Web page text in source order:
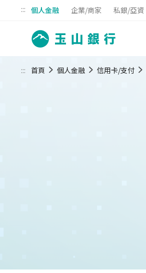
::: 個人金融 企業/商家 私銀/亞資
::: 首頁 個人金融 信用卡/支付